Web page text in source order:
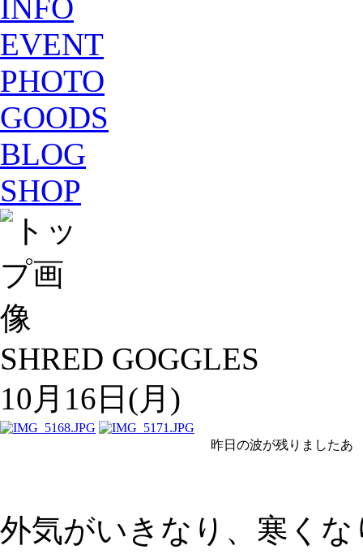
INFO
EVENT
PHOTO
GOODS
BLOG
SHOP
SHRED GOGGLES
10月16日(月)
昨日の波が残りましたあ
外気がいきなり、寒く